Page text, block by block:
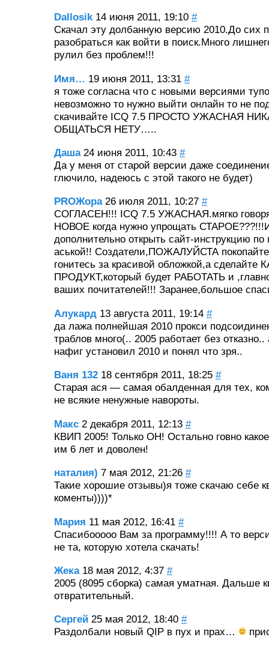
Dallosik 14 июня 2011, 19:10 #
Скачал эту долбанную версию 2010.До сих
разобраться как войти в поиск.Много
рулил без проблем!!!
Имя… 19 июня 2011, 13:31 #
я тоже согласна что с новыми версиями
невозможно то нужно выйти онлайн то не
скачивайте ICQ 7.5 ПРОСТО УЖАСНАЯ
ОБЩАТЬСЯ НЕТУ…..
Даша 24 июня 2011, 10:43 #
Да у меня от старой версии даже
глючило, надеюсь с этой такого не будет)
PROЖора 26 июля 2011, 10:27 #
СОГЛАСЕН!!! ICQ 7.5 УЖАСНАЯ.мягко
НОВОЕ когда нужно упрощать
дополнительно открыть сайт-инструкцию
аськой!! Создатели,ПОЖАЛУЙСТА
гонитесь за красивой обложкой,а
ПРОДУКТ,который будет РАБОТАТЬ и
ваших почитателей!!! Заранее,большое
Алукард 13 августа 2011, 19:14 #
да лажа полнейшая 2010 прокси
траблов много(.. 2005 работает без
нафиг установил 2010 и понял что зря..
Ваня 132 18 сентября 2011, 18:25 #
Старая ася — самая обалденная для тех,
не всякие ненужные навороты.
Макс 2 декабря 2011, 12:13 #
КВИП 2005! Только ОН! Остально говно
им 6 лет и доволен!
наталия) 7 мая 2012, 21:26 #
Такие хорошие отзывы)я тоже скачаю себе
коменты))))*
Мария 11 мая 2012, 16:41 #
Спасибооооо Вам за программу!!!! А то
не та, которую хотела скачать!
Жека 18 мая 2012, 4:37 #
2005 (8095 сборка) самая уматная. Дальше
отвратительный.
Сергей 25 мая 2012, 18:40 #
Раздолбали новый QIP в пух и прах…